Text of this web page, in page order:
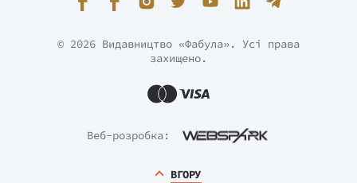
Веб-розробка:
© 2026 Видавництво «Фабула». Усі права
захищено.
ВГОРУ